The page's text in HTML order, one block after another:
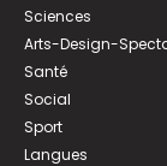
Sciences
Arts-Design-
Santé
Social
Sport
Langues